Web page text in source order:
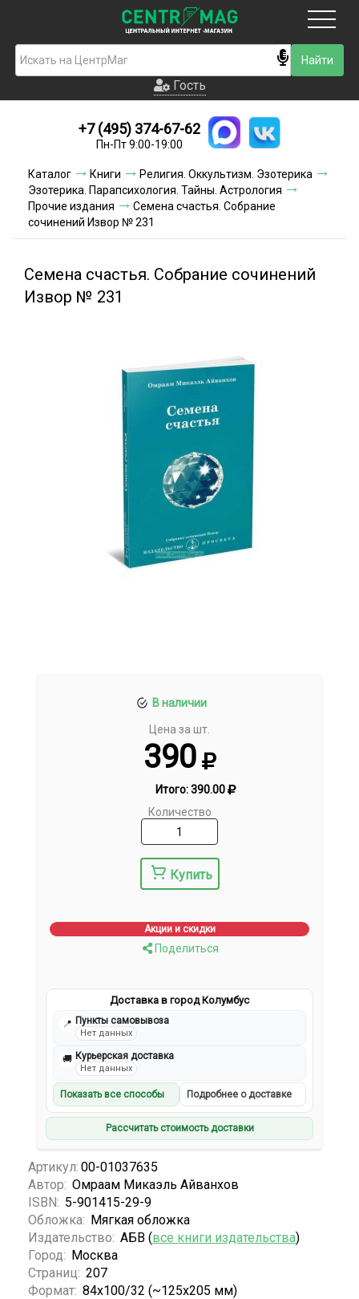
Гость
Новинки
Условия доставки
Условия оплаты
Акции и скидки
Гость
+7 (495) 374-67-62
Пн-Пт 9:00-19:00
Каталог Книги
Религия. Оккультизм. Эзотерика
Эзотерика. Парапсихология. Тайны. Астрология
Прочие издания
Семена счастья. Собрание
сочинений Извор № 231
Семена счастья. Собрание сочинений
Извор № 231
В наличии
Цена за шт.
390
Итого:390.00
Количество
Купить
Акции и скидки
Поделиться
Доставка в город Колумбус
📍 Пункты самовывоза
Нет данных
🚚 Курьерская доставка
Нет данных
Показать все способы Подробнее о доставке
Рассчитать стоимость доставки
Артикул: 00-01037635
Автор: Омраам Микаэль Айванхов
ISBN: 5-901415-29-9
Обложка: Мягкая обложка
Издательство: АБВ (все книги издательства)
Город: Москва
Страниц: 207
Формат: 84x100/32 (~125x205 мм)